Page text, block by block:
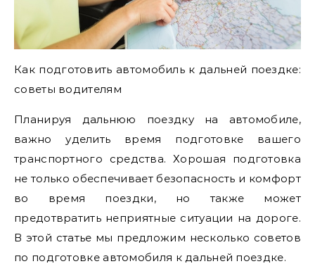
Как подготовить автомобиль к дальней поездке:
советы водителям
Планируя дальнюю поездку на автомобиле,
важно уделить время подготовке вашего
транспортного средства. Хорошая подготовка
не только обеспечивает безопасность и комфорт
во время поездки, но также может
предотвратить неприятные ситуации на дороге.
В этой статье мы предложим несколько советов
по подготовке автомобиля к дальней поездке.